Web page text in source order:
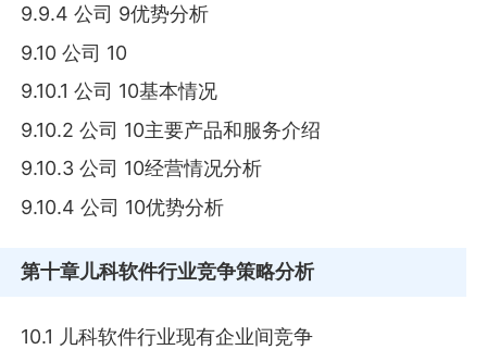
9.9.4 公司 9优势分析
9.10 公司 10
9.10.1 公司 10基本情况
9.10.2 公司 10主要产品和服务介绍
9.10.3 公司 10经营情况分析
9.10.4 公司 10优势分析
第十章儿科软件行业竞争策略分析
10.1 儿科软件行业现有企业间竞争